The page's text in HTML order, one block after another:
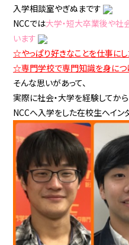
入学相談室やぎぬまです
NCCでは大学・短大卒業後や
います
☆やっぱり好きなことを仕事にし
☆専門学校で専門知識を身につ
そんな思いがあって、
実際に社会・大学を経験してから
NCCへ入学をした在校生へイン